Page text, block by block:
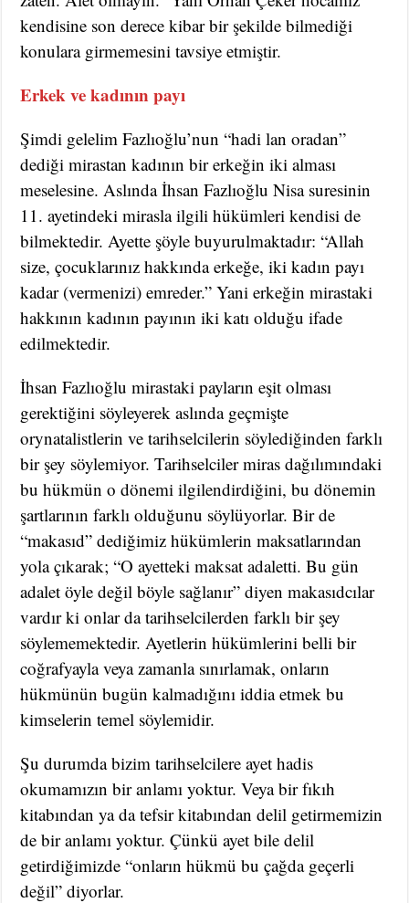
kendisine son derece kibar bir şekilde bilmediği
konulara girmemesini tavsiye etmiştir.
Erkek ve kadının payı
Şimdi gelelim Fazlıoğlu’nun “hadi lan oradan”
dediği mirastan kadının bir erkeğin iki alması
meselesine. Aslında İhsan Fazlıoğlu Nisa suresinin
11. ayetindeki mirasla ilgili hükümleri kendisi de
bilmektedir. Ayette şöyle buyurulmaktadır: “Allah
size, çocuklarınız hakkında erkeğe, iki kadın payı
kadar (vermenizi) emreder.” Yani erkeğin mirastaki
hakkının kadının payının iki katı olduğu ifade
edilmektedir.
İhsan Fazlıoğlu mirastaki payların eşit olması
gerektiğini söyleyerek aslında geçmişte
orynatalistlerin ve tarihselcilerin söylediğinden farklı
bir şey söylemiyor. Tarihselciler miras dağılımındaki
bu hükmün o dönemi ilgilendirdiğini, bu dönemin
şartlarının farklı olduğunu söylüyorlar. Bir de
“makasıd” dediğimiz hükümlerin maksatlarından
yola çıkarak; “O ayetteki maksat adaletti. Bu gün
adalet öyle değil böyle sağlanır” diyen makasıdcılar
vardır ki onlar da tarihselcilerden farklı bir şey
söylememektedir. Ayetlerin hükümlerini belli bir
coğrafyayla veya zamanla sınırlamak, onların
hükmünün bugün kalmadığını iddia etmek bu
kimselerin temel söylemidir.
Şu durumda bizim tarihselcilere ayet hadis
okumamızın bir anlamı yoktur. Veya bir fıkıh
kitabından ya da tefsir kitabından delil getirmemizin
de bir anlamı yoktur. Çünkü ayet bile delil
getirdiğimizde “onların hükmü bu çağda geçerli
değil” diyorlar.